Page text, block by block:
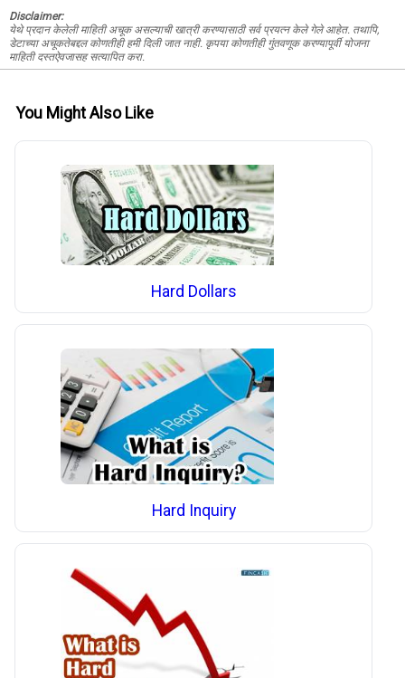
Disclaimer:
येथे प्रदान केलेली माहिती अचूक असल्याची खात्री करण्यासाठी सर्व प्रयत्न केले गेले आहेत. तथापि,
डेटाच्या अचूकतेबद्दल कोणतीही हमी दिली जात नाही. कृपया कोणतीही गुंतवणूक करण्यापूर्वी योजना
माहिती दस्तऐवजासह सत्यापित करा.
You Might Also Like
Hard Dollars
Hard Inquiry